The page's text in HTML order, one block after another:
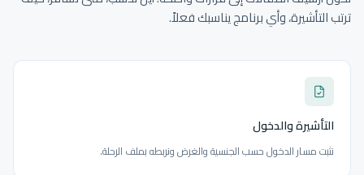
ترتب التأشيرة، وأي برنامج يناسبك فعلاً.
التأشيرة والدخول
نثبت مسار الدخول حسب الجنسية والغرض ونربطه بملف الرحلة.